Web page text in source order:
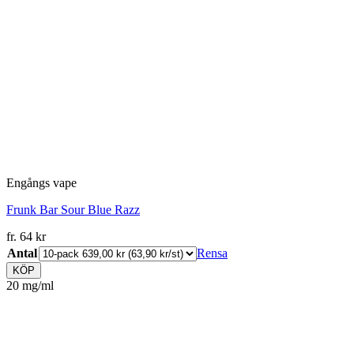
Engångs vape
Frunk Bar Sour Blue Razz
fr. 64 kr
Antal
Rensa
KÖP
20 mg/ml